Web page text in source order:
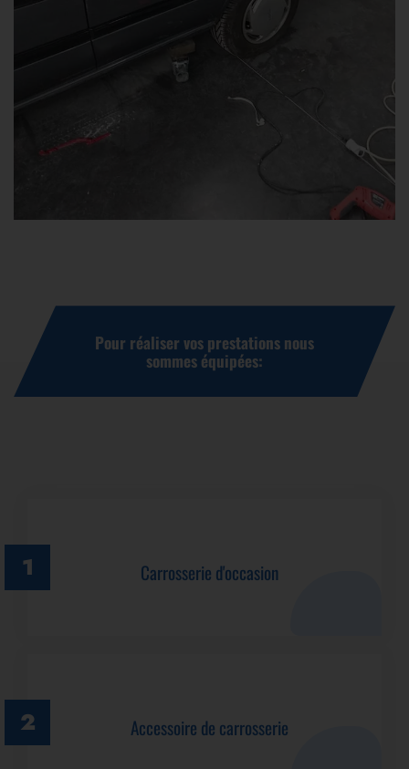
Pour réaliser vos prestations nous
sommes équipées:
Carrosserie d'occasion
Accessoire de carrosserie